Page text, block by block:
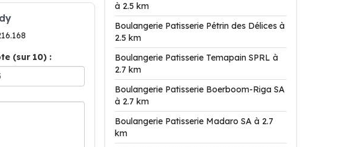
(sur 10) :
à 2.5 km
Boulangerie Patisserie Pétrin des Délices à
2.5 km
Boulangerie Patisserie Temapain SPRL à
2.7 km
Boulangerie Patisserie Boerboom-Riga SA
à 2.7 km
Boulangerie Patisserie Madaro SA à 2.7
km